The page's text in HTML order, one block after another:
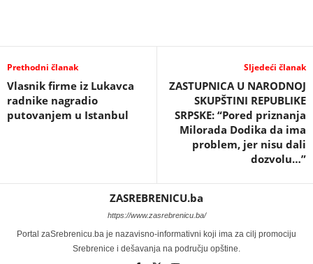
Prethodni članak
Vlasnik firme iz Lukavca
radnike nagradio
putovanjem u Istanbul
Sljedeći članak
ZASTUPNICA U NARODNOJ
SKUPŠTINI REPUBLIKE
SRPSKE: “Pored priznanja
Milorada Dodika da ima
problem, jer nisu dali
dozvolu…”
ZASREBRENICU.ba
https://www.zasrebrenicu.ba/
Portal zaSrebrenicu.ba je nazavisno-informativni koji ima za cilj promociju
Srebrenice i dešavanja na području opštine.